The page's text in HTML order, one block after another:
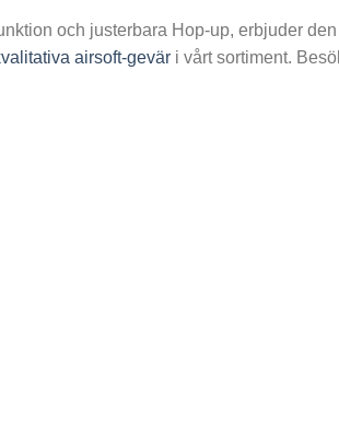
och justerbara Hop-up, erbjuder
airsoft-gevär i vårt sortiment.